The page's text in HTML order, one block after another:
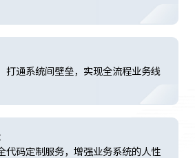
打通系统间壁垒，实现全流程业务线
代码定制服务，增强业务系统的人性